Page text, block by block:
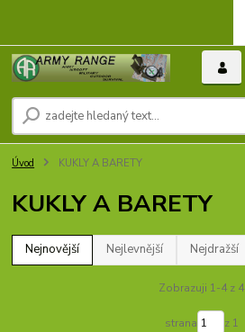
Úvod KUKLY A BARETY
KUKLY A BARETY
Nejnovější Nejlevnější Nejdražší
Zobrazuji 1-4 z 4
strana z 1